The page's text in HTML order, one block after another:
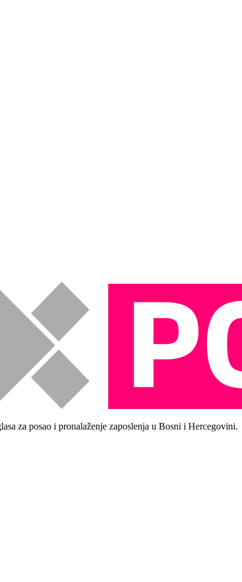
za posao i pronalaženje zaposlenja u Bosni i Hercegovini.